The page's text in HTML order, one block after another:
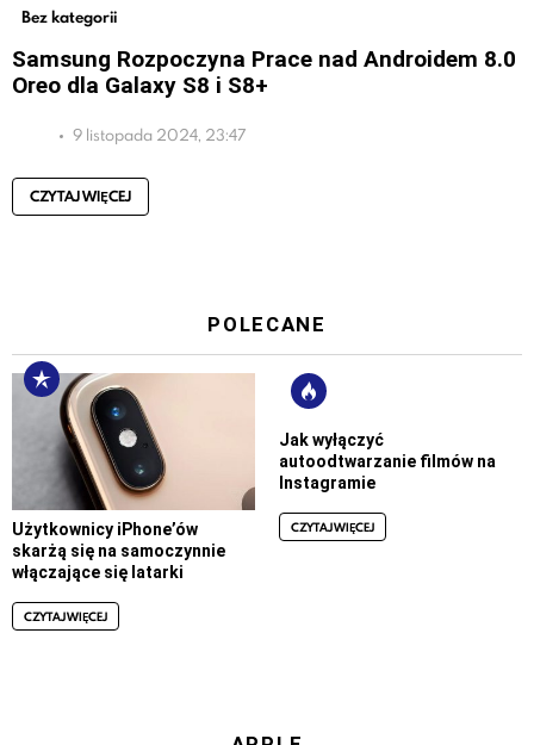
Bez kategorii
Samsung Rozpoczyna Prace nad Androidem 8.0
Oreo dla Galaxy S8 i S8+
9 listopada 2024, 23:47
CZYTAJ WIĘCEJ
POLECANE
Użytkownicy iPhone’ów
skarżą się na samoczynnie
włączające się latarki
CZYTAJ WIĘCEJ
Jak wyłączyć
autoodtwarzanie filmów na
Instagramie
CZYTAJ WIĘCEJ